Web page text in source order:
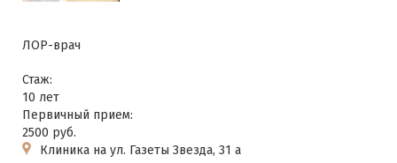
ЛОР-врач
Стаж:
10 лет
Первичный прием:
2500 руб.
Клиника на ул. Газеты Звезда, 31 а